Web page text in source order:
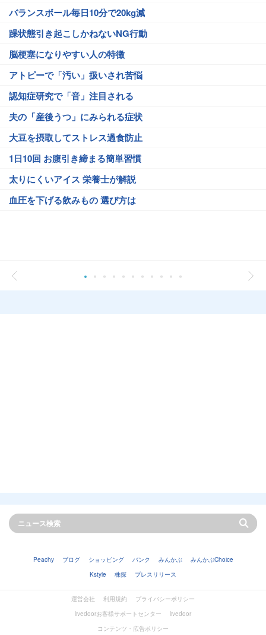
バランスボール毎日10分で20kg減
躁状態引き起こしかねないNG行動
脳梗塞になりやすい人の特徴
アトピーで「汚い」扱いされ苦悩
認知症研究で「音」注目される
夫の「産後うつ」にみられる症状
大豆を摂取してストレス過食防止
1日10回 お腹引き締まる簡単習慣
太りにくいアイス 栄養士が解説
血圧を下げる飲みもの 選び方は
Peachy ブログ ショッピング バンク みんかぶ
みんかぶChoice
Kstyle
株探 プレスリリース
運営会社 利用規約
プライバシーポリシー
livedoorお客様サポートセンター
livedoor
コンテンツ・広告ポリシー